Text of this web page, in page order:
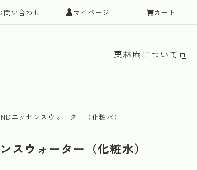
問い合わせ マイページ カート
栗林庵について
エッセンスウォーター（化粧水）
スウォーター（化粧水）